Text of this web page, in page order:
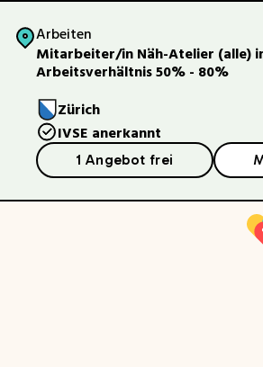
Arbeiten
Mitarbeiter/in Näh-Atelier (alle)
Arbeitsverhältnis 50% - 80%
Zürich
IVSE anerkannt
1 Angebot frei